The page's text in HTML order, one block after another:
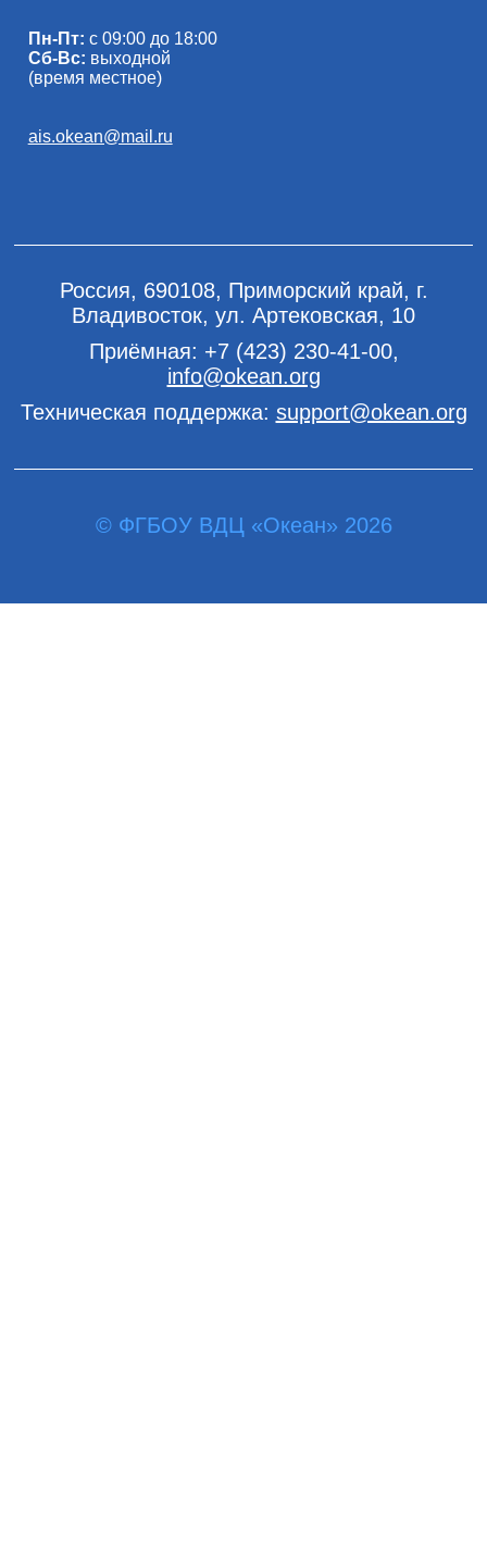
Пн-Пт: с 09:00 до 18:00
Сб-Вс: выходной
(время местное)
ais.okean@mail.ru
Россия, 690108, Приморский край, г.
Владивосток, ул. Артековская, 10
Приёмная: +7 (423) 230-41-00,
info@okean.org
Техническая поддержка: support@okean.org
© ФГБОУ ВДЦ «Океан» 2026